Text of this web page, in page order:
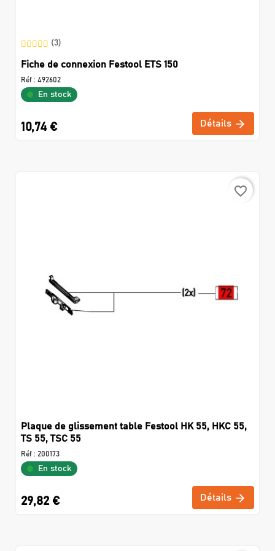
(3)
Fiche de connexion Festool ETS 150
Réf : 492602
En stock
10,74 € Détails
favorite_border
Plaque de glissement table Festool HK 55, HKC 55,
TS 55, TSC 55
Réf : 200173
En stock
29,82 € Détails